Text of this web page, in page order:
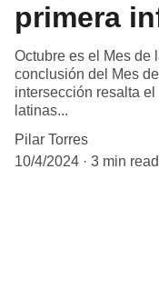
primera
Octubre es el Mes de
conclusión del Mes
intersección resalta
latinas...
Pilar Torres
10/4/2024
3 min read